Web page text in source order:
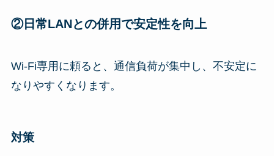
②日常LANとの併用で安定性を向上
Wi-Fi専用に頼ると、通信負荷が集中し、不安定に
なりやすくなります。
対策